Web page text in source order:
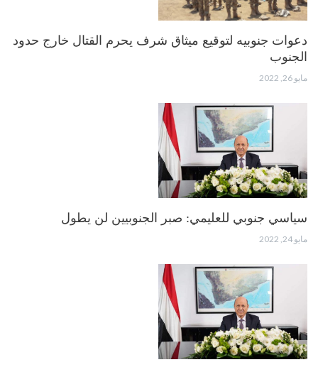
دعوات جنوبيه لتوقيع ميثاق شرف يحرم القتال خارج حدود
الجنوب
مايو 26, 2022
سياسي جنوبي للعليمي: صبر الجنوبيين لن يطول
مايو 24, 2022